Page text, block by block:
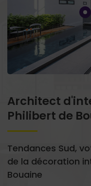
Architect
Philibert de
Tendances Sud,
de la décoration
Bouaine